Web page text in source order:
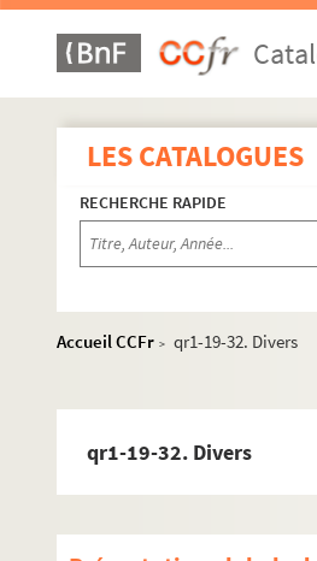
LES CATALOGUES
RECHERCHE RAPIDE
Accueil CCFr > qr1-19-32. Divers
qr1-19-32. Divers
qr1-19-5. Bibliothèque
qr1-19-6. Bleuets
qr1-19-7. Boulevard -
qr1-19-9. Caisse
qr1-19-10. Canal du
qr1-19-15. Douai
qr1-19-18. Cimetières